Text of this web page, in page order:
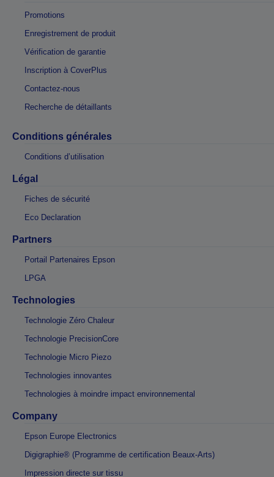
Promotions
Enregistrement de produit
Vérification de garantie
Inscription à CoverPlus
Contactez-nous
Recherche de détaillants
Conditions générales
Conditions d’utilisation
Légal
Fiches de sécurité
Eco Declaration
Partners
Portail Partenaires Epson
LPGA
Technologies
Technologie Zéro Chaleur
Technologie PrecisionCore
Technologie Micro Piezo
Technologies innovantes
Technologies à moindre impact environnemental
Company
Epson Europe Electronics
Digigraphie® (Programme de certification Beaux-Arts)
Impression directe sur tissu